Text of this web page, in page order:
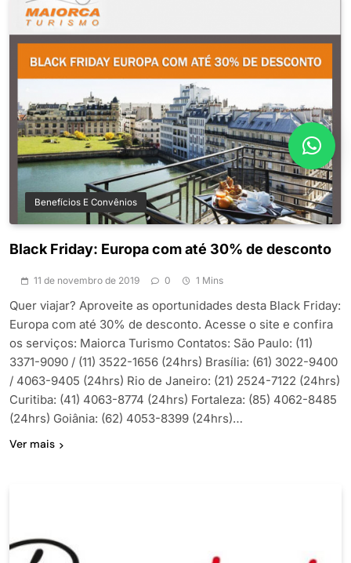
Benefícios E Convênios
Black Friday: Europa com até 30% de desconto
11 de novembro de 2019 0 1 Mins
Quer viajar? Aproveite as oportunidades desta Black Friday:
Europa com até 30% de desconto. Acesse o site e confira
os serviços: Maiorca Turismo Contatos: São Paulo: (11)
3371-9090 / (11) 3522-1656 (24hrs) Brasília: (61) 3022-9400
/ 4063-9405 (24hrs) Rio de Janeiro: (21) 2524-7122 (24hrs)
Curitiba: (41) 4063-8774 (24hrs) Fortaleza: (85) 4062-8485
(24hrs) Goiânia: (62) 4053-8399 (24hrs)…
Ver mais